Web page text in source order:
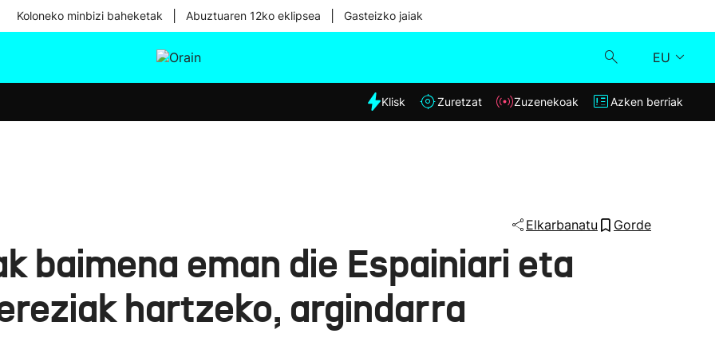
Koloneko minbizi baheketak Abuztuaren 12ko eklipsea Gasteizko jaiak
EU
Eguraldia
Klisk
Klisk Zuretzat Zuzenekoak Azken berriak
Elkarbanatu Gorde
baimena eman die Espainiari eta
hartzeko, argindarra